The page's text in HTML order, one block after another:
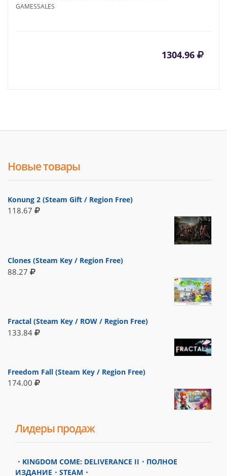
GAMESSALES
1304.96
Новые товары
Konung 2 (Steam Gift / Region Free)
118.67
Clones (Steam Key / Region Free)
88.27
Fractal (Steam Key / ROW / Region Free)
133.84
Freedom Fall (Steam Key / Region Free)
174.00
Лидеры продаж
・KINGDOM COME: DELIVERANCE II・ПОЛНОЕ
ИЗДАНИЕ・STEAM・